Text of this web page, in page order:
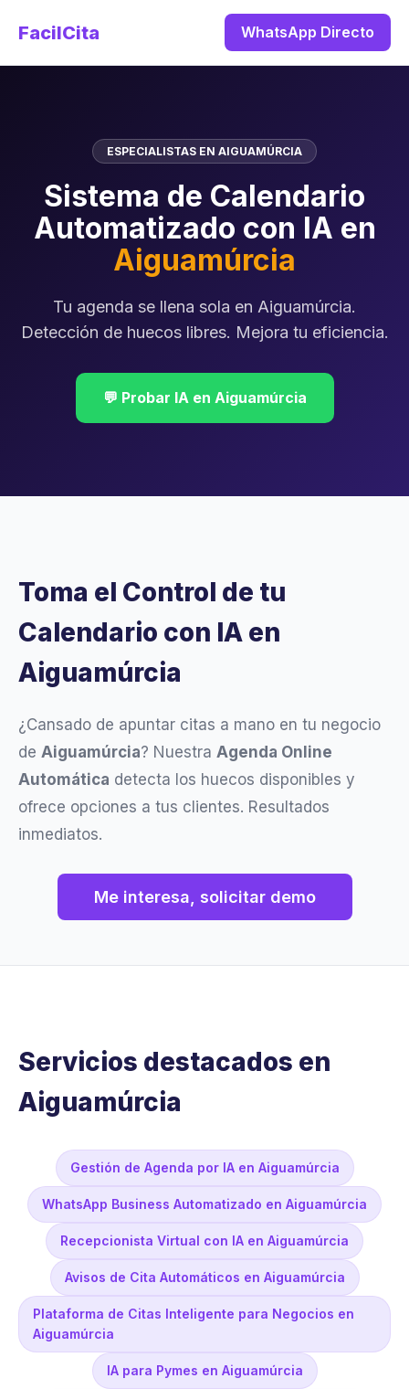
FacilCita WhatsApp Directo
ESPECIALISTAS EN AIGUAMÚRCIA
Sistema de Calendario
Automatizado con IA en
Aiguamúrcia
Tu agenda se llena sola en Aiguamúrcia.
Detección de huecos libres. Mejora tu eficiencia.
💬 Probar IA en Aiguamúrcia
Toma el Control de tu
Calendario con IA en
Aiguamúrcia
¿Cansado de apuntar citas a mano en tu negocio
de Aiguamúrcia? Nuestra Agenda Online
Automática detecta los huecos disponibles y
ofrece opciones a tus clientes. Resultados
inmediatos.
Me interesa, solicitar demo
Servicios destacados en
Aiguamúrcia
Gestión de Agenda por IA en Aiguamúrcia
WhatsApp Business Automatizado en Aiguamúrcia
Recepcionista Virtual con IA en Aiguamúrcia
Avisos de Cita Automáticos en Aiguamúrcia
Plataforma de Citas Inteligente para Negocios en
Aiguamúrcia
IA para Pymes en Aiguamúrcia